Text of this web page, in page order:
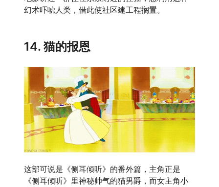
幻术吓唬人类，借此使社区建工程搁置。
14. 猫的报恩
这部可说是《侧耳倾听》的番外篇，主角正是
《侧耳倾听》里神秘帅气的猫男爵，而女主角小